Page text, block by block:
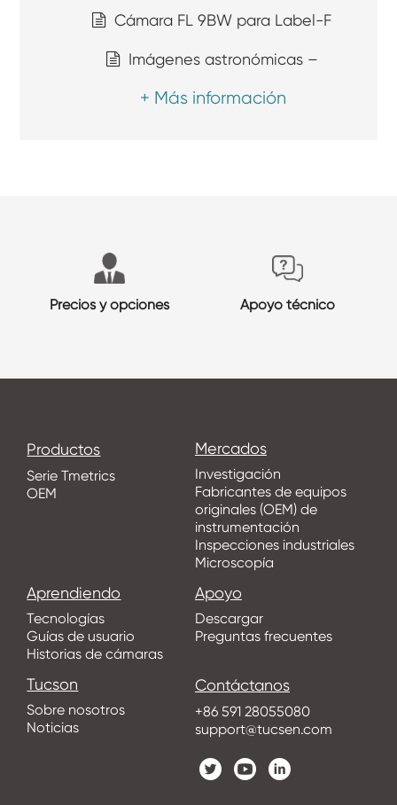
Cámara FL 9BW para Label-F
Imágenes astronómicas –
+ Más información
Precios y opciones Apoyo técnico
Productos
Serie Tmetrics
OEM
Mercados
Investigación
Fabricantes de equipos
originales (OEM) de
instrumentación
Inspecciones industriales
Microscopía
Aprendiendo
Tecnologías
Guías de usuario
Historias de cámaras
Apoyo
Descargar
Preguntas frecuentes
Tucson
Sobre nosotros
Noticias
Contáctanos
+86 591 28055080
support@tucsen.com